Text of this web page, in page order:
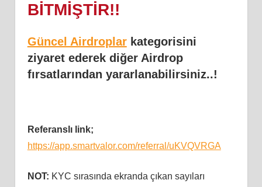
BİTMİŞTİR!!
Güncel Airdroplarkategorisini
ziyaret ederek diğer Airdrop
fırsatlarından yararlanabilirsiniz..!
Referanslı link;
https://app.smartvalor.com/referral/uKVQVRGA
NOT: KYC sırasında ekranda çıkan sayıları